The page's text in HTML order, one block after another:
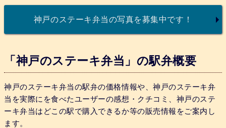
神戸のステーキ弁当の写真を募集中です！
「神戸のステーキ弁当」の駅弁概要
神戸のステーキ弁当の駅弁の価格情報や、神戸のステーキ弁
当を実際にを食べたユーザーの感想・クチコミ、神戸のステ
ーキ弁当はどこの駅で購入できるか等の販売情報をご案内し
ます。